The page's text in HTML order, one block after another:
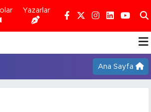
Yazarlar
Ana Sayfa